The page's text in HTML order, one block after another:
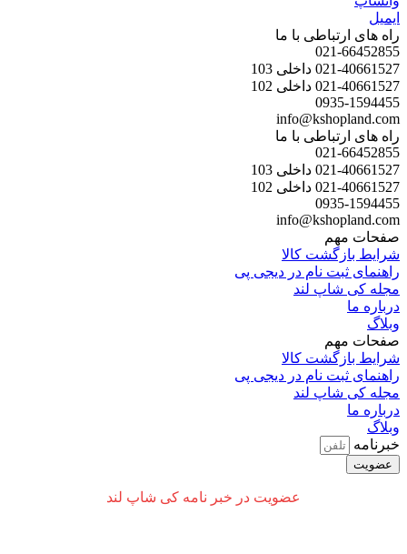
ایمیل
راه های ارتباطی با ما
021-66452855
021-40661527 داخلی 103
021-40661527 داخلی 102
0935-1594455
info@kshopland.com
راه های ارتباطی با ما
021-66452855
021-40661527 داخلی 103
021-40661527 داخلی 102
0935-1594455
info@kshopland.com
صفحات مهم
شرایط بازگشت کالا
راهنمای ثبت نام در دیجی پی
مجله کی شاپ لند
درباره ما
وبلاگ
صفحات مهم
شرایط بازگشت کالا
راهنمای ثبت نام در دیجی پی
مجله کی شاپ لند
درباره ما
وبلاگ
خبرنامه
عضویت
عضویت در خبر نامه کی شاپ لند​